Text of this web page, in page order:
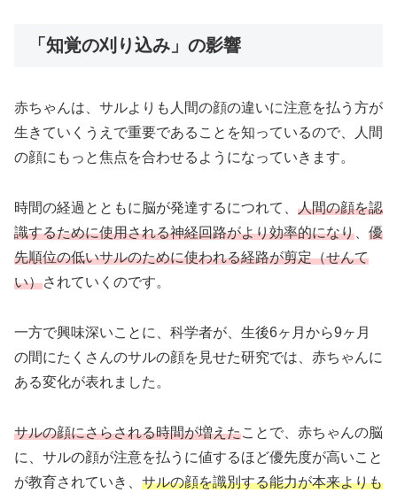
「知覚の刈り込み」の影響
赤ちゃんは、サルよりも人間の顔の違いに注意を払う方が
生きていくうえで重要であることを知っているので、人間
の顔にもっと焦点を合わせるようになっていきます。
時間の経過とともに脳が発達するにつれて、 人間の顔を認
識するために使用される神経回路がより効率的になり
優
先順位の低いサルのために使われる経路が剪定（せんて
い）されていくのです。
一方で興味深いことに、科学者が、生後6ヶ月から9ヶ月
の間にたくさんのサルの顔を見せた研究では、赤ちゃんに
ある変化が表れました。
サルの顔にさらされる時間が増えたことで、赤ちゃんの脳
に、サルの顔が注意を払うに値するほど優先度が高いこと
が教育されていき、 サルの顔を識別する能力が本来よりも